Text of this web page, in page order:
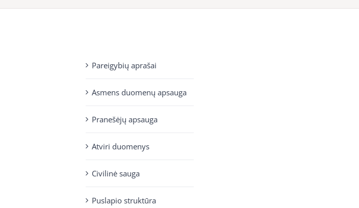
Pareigybių aprašai
Asmens duomenų apsauga
Pranešėjų apsauga
Atviri duomenys
Civilinė sauga
Puslapio struktūra